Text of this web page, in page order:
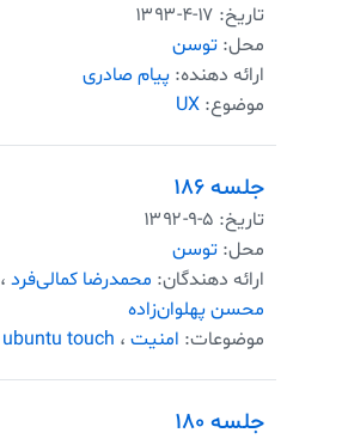
تاریخ: ۱۳۹۳-۴-۱۷
محل: توسن
ارائه دهنده: پیام صادری
موضوع: UX
جلسه ۱۸۶
تاریخ: ۱۳۹۲-۹-۵
محل: توسن
ارائه دهندگان: محمدرضا کمالی‌فرد ،
محسن پهلوان‌زاده
موضوعات: امنیت ، ubuntu touch
جلسه ۱۸۰